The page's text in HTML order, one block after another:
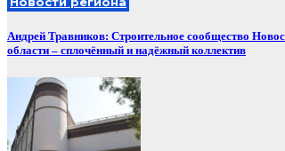
Андрей Травников: Строительное сообщество
области – сплочённый и надёжный коллектив